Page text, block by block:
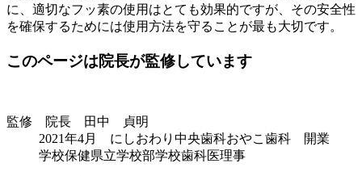
に、適切なフッ素の使用はとても効果的ですが、その安全性
を確保するためには使用方法を守ることが最も大切です。
このページは院長が監修しています
監修 院長 田中 貞明
2021年4月 にしおわり中央歯科おやこ歯科 開業
学校保健県立学校部学校歯科医理事